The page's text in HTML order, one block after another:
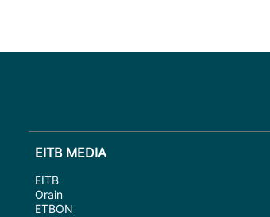
EITB MEDIA
EITB
Orain
ETBON